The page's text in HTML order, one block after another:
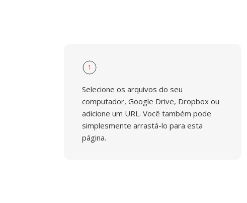
1
Selecione os arquivos do seu
computador, Google Drive, Dropbox ou
adicione um URL. Você também pode
simplesmente arrastá-lo para esta
página.